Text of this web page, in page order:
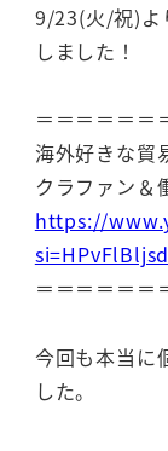
9/23(火/祝)よ
しました！
＝＝＝＝＝＝
海外好きな貿
クラファン＆
https://
＝＝＝＝＝＝
今回も本当に
した。